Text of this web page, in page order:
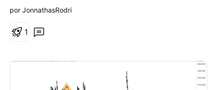
o equilíbrio do gráfico. Será?
por JonnathasRodri
1